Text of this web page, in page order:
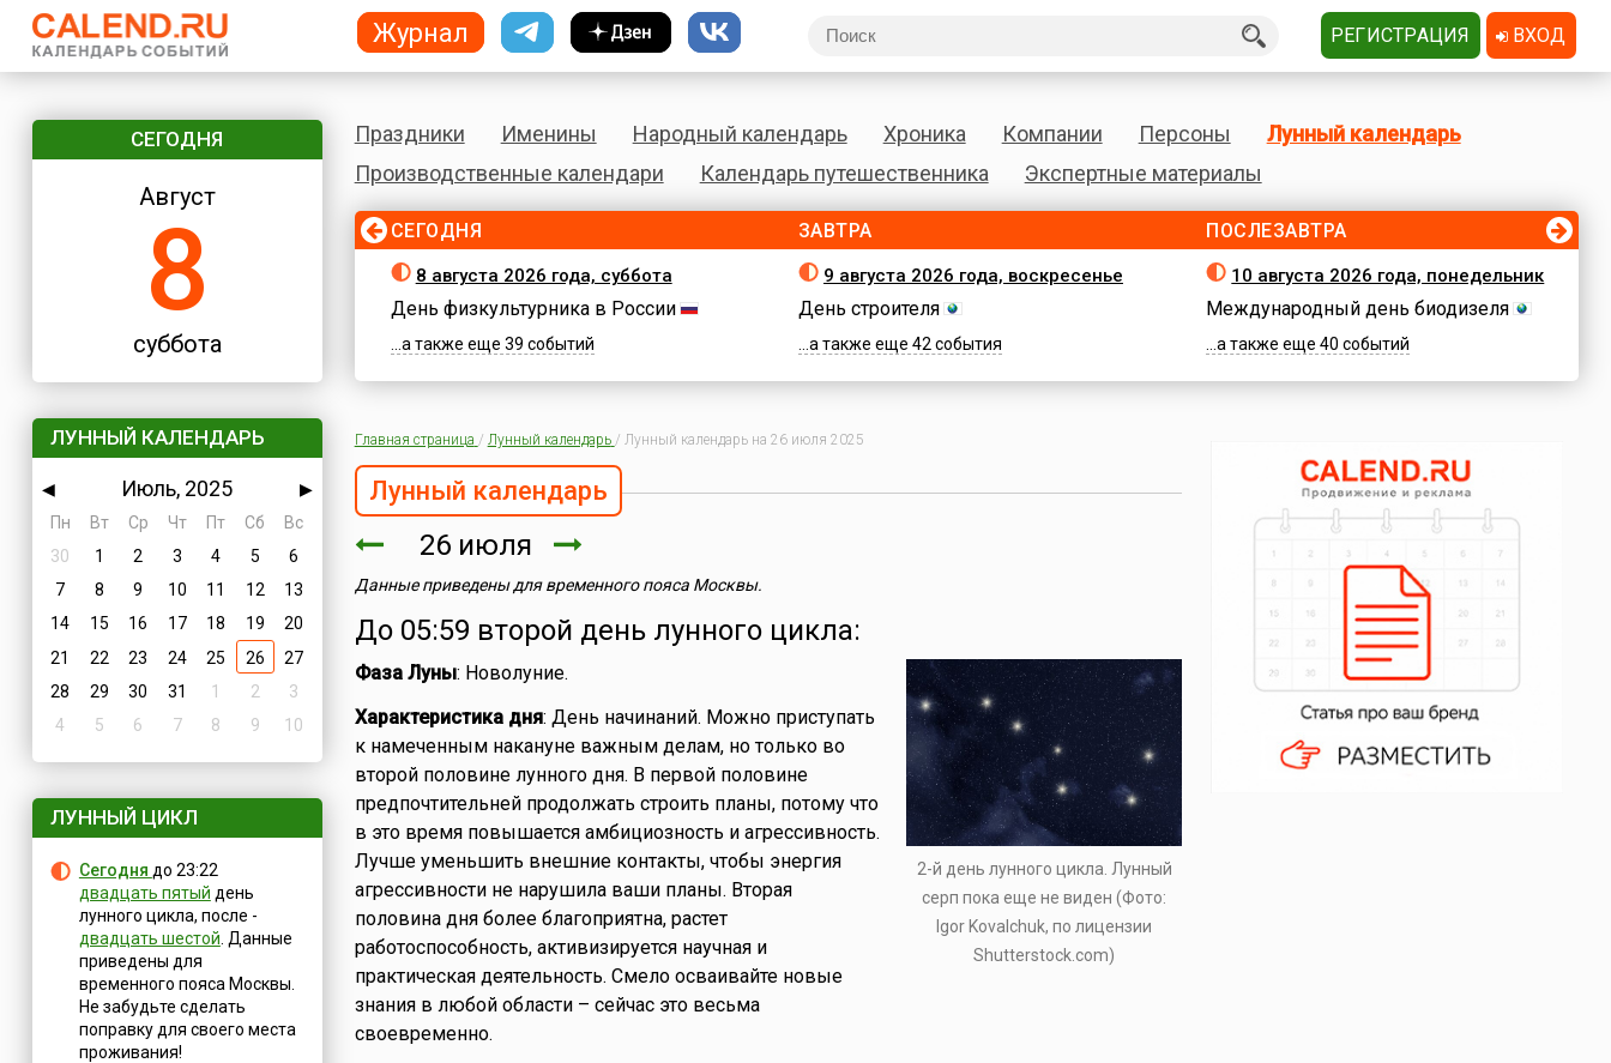
СЕГОДНЯ
Август
8
суббота
ЛУННЫЙ КАЛЕНДАРЬ
◀ Июль, 2025
▶
Пн
Вт Ср Чт Пт Сб
Вс
30
1 2 3 4 5
6
7
8 9 10 11 12
13
14
15 16 17 18 19
20
21
22 23 24 25 26
27
28
29 30 31 1 2
3
4
5 6 7 8 9 10
ЛУННЫЙ ЦИКЛ
Сегодня до 23:22
двадцать пятый день
лунного цикла, после -
двадцать шестой . Данные
приведены для
временного пояса Москвы.
Не забудьте сделать
поправку для своего места
проживания!
Праздники Именины Народный календарь Хроника Компании Персоны
Лунный календарь
Производственные календари
Календарь путешественника Экспертные материалы
СЕГОДНЯ
8 августа 2026 года, суббота
День физкультурника в России
...а также еще 39 событий
ЗАВТРА
9 августа 2026 года, воскресенье
День строителя
...а также еще 42 события
ПОСЛЕЗАВТРА
10 августа 2026 года, понедельник
Международный день биодизеля
...а также еще 40 событий
Главная страница / Лунный календарь / Лунный календарь на 26 июля 2025
Лунный календарь
26 июля
Данные приведены для временного пояса Москвы.
До 05:59 второй день лунного цикла:
2-й день лунного цикла. Лунный
серп пока еще не виден (Фото:
Igor Kovalchuk, по лицензии
Shutterstock.com)
Фаза Луны: Новолуние.
Характеристика дня: День начинаний. Можно приступать
к намеченным накануне важным делам, но только во
второй половине лунного дня. В первой половине
предпочтительней продолжать строить планы, потому что
в это время повышается амбициозность и агрессивность.
Лучше уменьшить внешние контакты, чтобы энергия
агрессивности не нарушила ваши планы. Вторая
половина дня более благоприятна, растет
работоспособность, активизируется научная и
практическая деятельность. Смело осваивайте новые
знания в любой области – сейчас это весьма
своевременно.
Журнал РЕГИСТРАЦИЯ ВХОД